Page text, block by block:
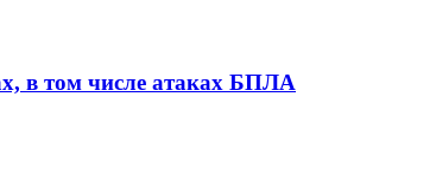
в том числе атаках БПЛА